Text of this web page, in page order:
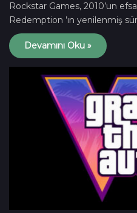
Rockstar Games, 2010’un
Redemption ’ın yenilenmiş
Devamını Oku »